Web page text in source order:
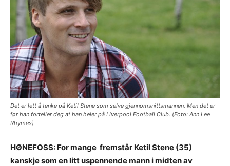
Det er lett å tenke på Ketil Stene som selve gjennomsnittsmannen. Men det er
før han forteller deg at han heier på Liverpool Football Club. (Foto: Ann Lee
Rhymes)
HØNEFOSS: For mange fremstår Ketil Stene (35)
kanskje som en litt uspennende mann i midten av